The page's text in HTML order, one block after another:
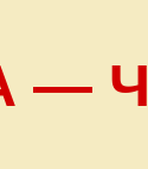
—